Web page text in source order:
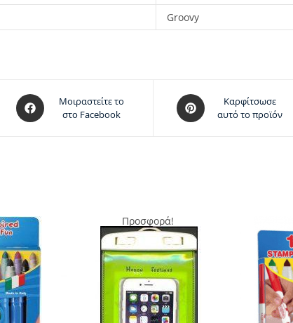
Groovy
Μοιραστείτε το
στο Facebook
Καρφίτσωσε
αυτό το προϊόν
Προσφορά!